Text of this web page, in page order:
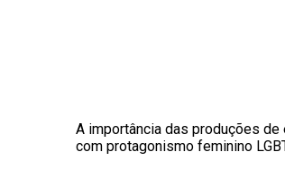
A importância das produções de
com protagonismo feminino